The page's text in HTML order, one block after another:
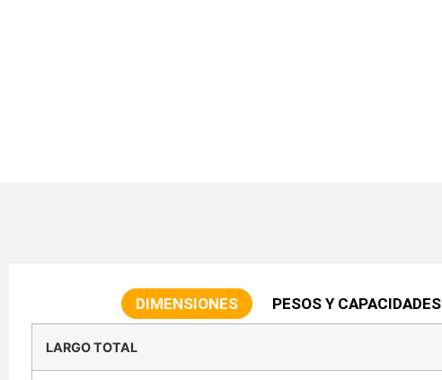
DIMENSIONES PESOS Y CAPACIDADES
LARGO TOTAL